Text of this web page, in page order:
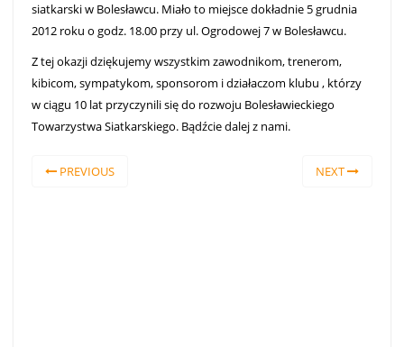
siatkarski w Bolesławcu. Miało to miejsce dokładnie 5 grudnia
2012 roku o godz. 18.00 przy ul. Ogrodowej 7 w Bolesławcu.
Z tej okazji dziękujemy wszystkim zawodnikom, trenerom,
kibicom, sympatykom, sponsorom i działaczom klubu , którzy
w ciągu 10 lat przyczynili się do rozwoju Bolesławieckiego
Towarzystwa Siatkarskiego. Bądźcie dalej z nami.
PREVIOUS NEXT